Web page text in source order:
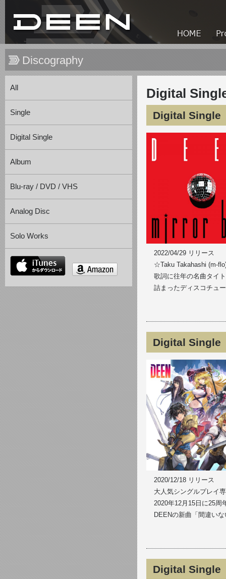
Discography
All
Single
Digital Single
Album
Blu-ray / DVD / VHS
Analog Disc
Solo Works
itunes
amazon
Digital
Digital Single
2022/04/29 リリース
☆Taku Takahashi (m-
歌詞に往年の名曲タイ
詰まったディスコチュ
Digital Single
2020/12/18 リリース
大人気シングルプレイ
2020年12月15日に25周
DEENの新曲「間違い
Digital Single